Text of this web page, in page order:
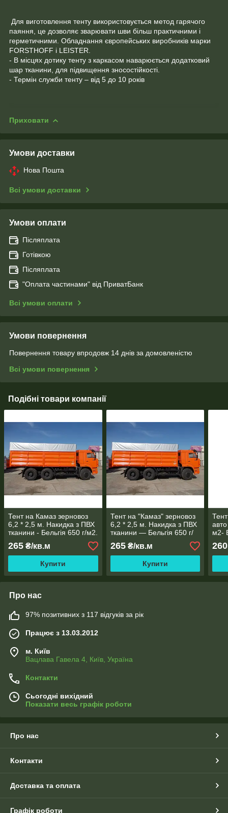
Для виготовлення тенту використовується метод гарячого
паяння, це дозволяє зварювати шви більш практичними і
герметичними. Обладнання європейських виробників марки
FORSTHOFF і LEISTER.
- В місцях дотику тенту з каркасом наварюється додатковий
шар тканини, для підвищення зносостійкості.
- Термін служби тенту – від 5 до 10 років
Приховати
Умови доставки
Нова Пошта
Всі умови доставки
Умови оплати
Післяплата
Готівкою
Післяплата
"Оплата чаcтинами" від ПриватБанк
Всі умови оплати
Умови повернення
Повернення товару впродовж 14 днів за домовленістю
Всі умови повернення
Подібні товари компанії
Тент на Камаз зерновоз
6,2 * 2,5 м. Накидка з ПВХ
тканини - Бельгія 650 г/м2.
265 ₴/кв.м
Купити
Тент на "Камаз" зерновоз
6,2 * 2,5 м. Накидка з ПВХ
тканини — Бельгія 650 г/
м2.
265₴/кв.м
Купити
м2-
260
Про нас
97% позитивних з 117 відгуків за рік
Працює з 13.03.2012
м. Київ
Вацлава Гавела 4, Київ, Україна
Контакти
Сьогодні вихідний
Показати весь графік роботи
Про нас
Контакти
Доставка та оплата
Графік роботи